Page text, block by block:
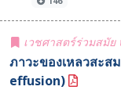
เวชศาสตร์ร่วมสมั
ภาวะของเหลวสะ
effusion)